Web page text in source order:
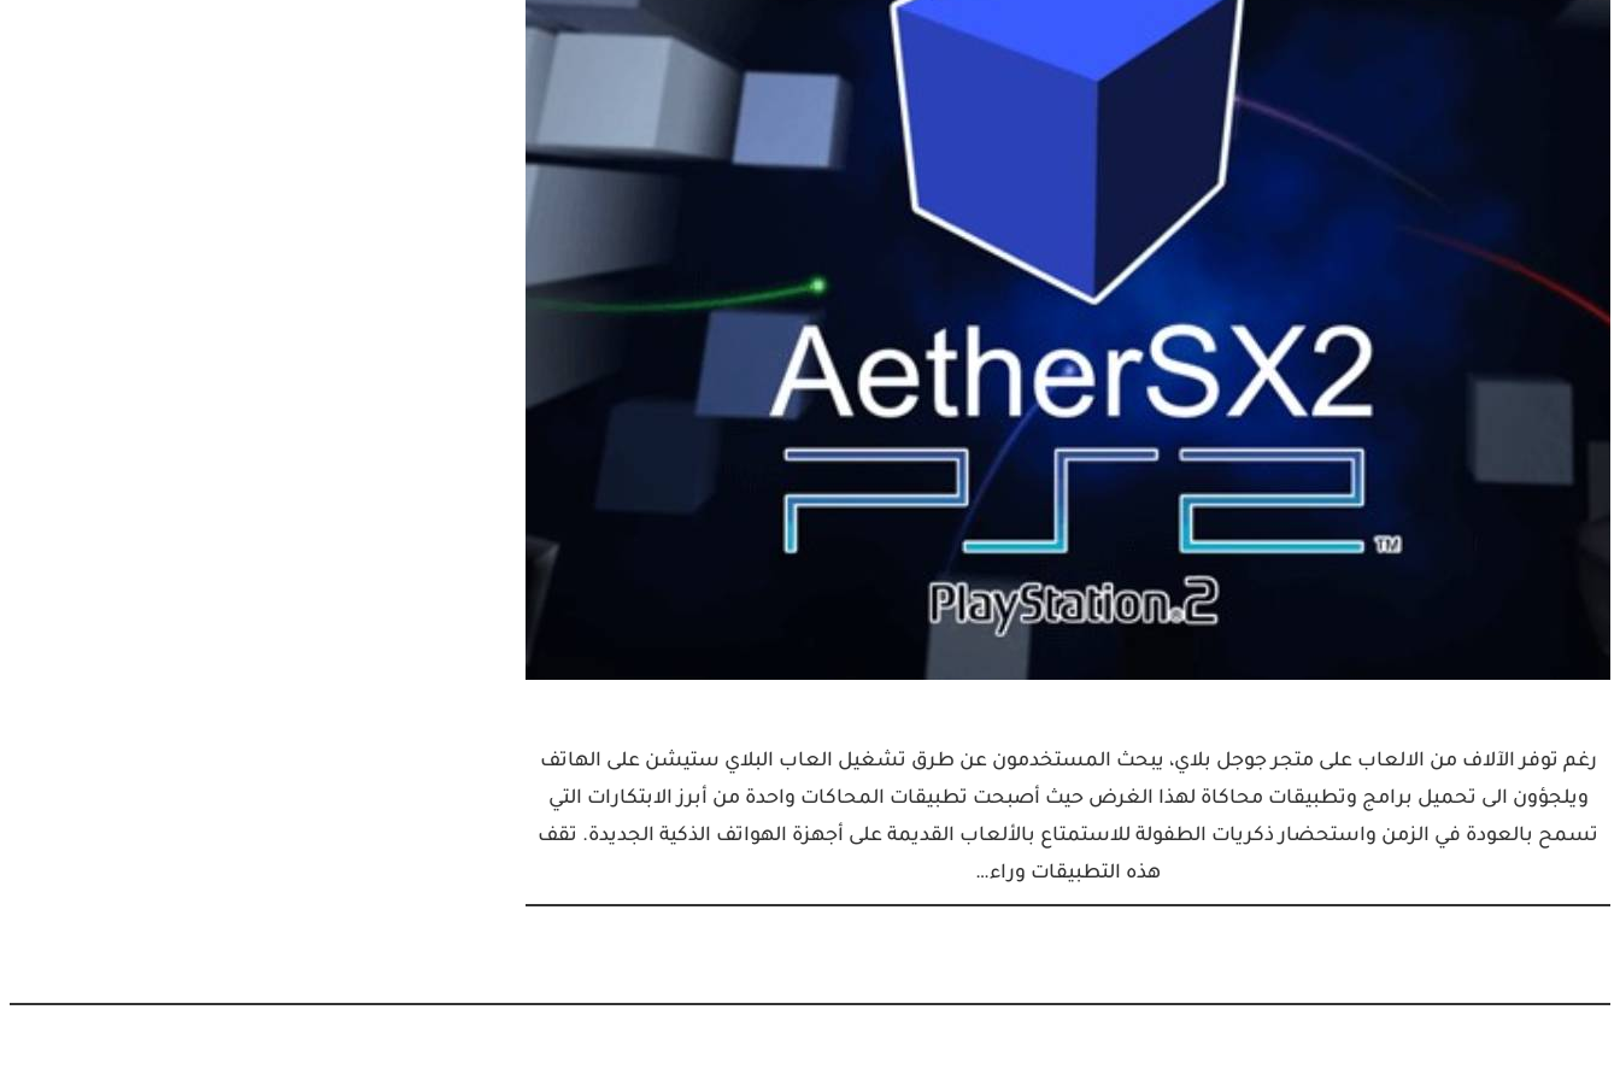
رغم توفر الآلاف من الالعاب على متجر جوجل بلاي، يبحث المستخدمون عن طرق تشغيل العاب البلاي ستيشن على الهاتف
ويلجؤون الى تحميل برامج وتطبيقات محاكاة لهذا الغرض حيث أصبحت تطبيقات المحاكات واحدة من أبرز الابتكارات التي
تسمح بالعودة في الزمن واستحضار ذكريات الطفولة للاستمتاع بالألعاب القديمة على أجهزة الهواتف الذكية الجديدة. تقف
هذه التطبيقات وراء…